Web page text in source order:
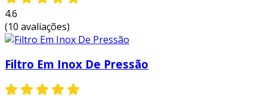
menos falhas e quebras nos
equipamentos resultam em menores
melhor eficiência energética:
com ar comprimido de qualidade têm um
4.6
(10 avaliações)
Filtro Em Inox De Pressão